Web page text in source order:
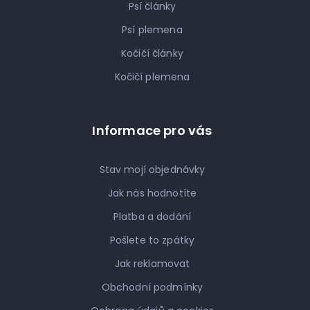
Psí články
Psí plemena
Kočičí články
Kočičí plemena
Informace pro vás
Stav mojí objednávky
Jak nás hodnotíte
Platba a dodání
Pošlete to zpátky
Jak reklamovat
Obchodní podmínky